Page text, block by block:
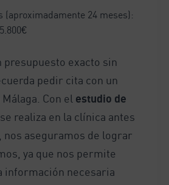
(aproximadamente 24 meses):
presupuesto exacto sin
pedir cita con un
Con el estudio de
realiza en la clínica antes
aseguramos de lograr
ya que nos permite
información necesaria